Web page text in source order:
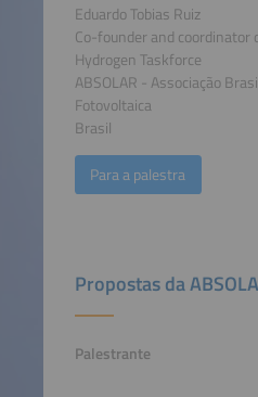
Eduardo Tobias Ruiz
Co-founder and coordinator
Hydrogen Taskforce
ABSOLAR - Associação
Fotovoltaica
Brasil
Para a palestra
Propostas da
Palestrante